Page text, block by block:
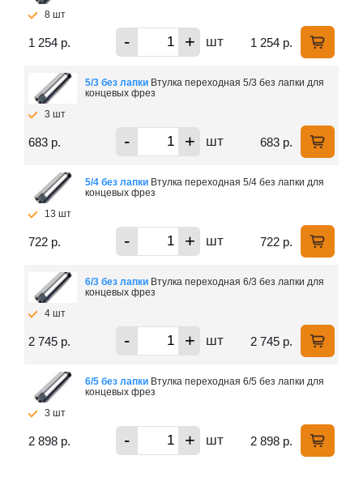
8 шт
1 254 р. - + шт 1 254 р.
5/3 без лапки Втулка переходная 5/3 без лапки для
концевых фрез
3 шт
683 р. - + шт 683 р.
5/4 без лапки Втулка переходная 5/4 без лапки для
концевых фрез
13 шт
722 р. - + шт 722 р.
6/3 без лапки Втулка переходная 6/3 без лапки для
концевых фрез
4 шт
2 745 р. - + шт 2 745 р.
6/5 без лапки Втулка переходная 6/5 без лапки для
концевых фрез
3 шт
2 898 р. - + шт 2 898 р.